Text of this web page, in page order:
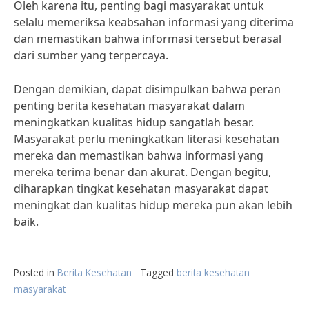
Oleh karena itu, penting bagi masyarakat untuk
selalu memeriksa keabsahan informasi yang diterima
dan memastikan bahwa informasi tersebut berasal
dari sumber yang terpercaya.
Dengan demikian, dapat disimpulkan bahwa peran
penting berita kesehatan masyarakat dalam
meningkatkan kualitas hidup sangatlah besar.
Masyarakat perlu meningkatkan literasi kesehatan
mereka dan memastikan bahwa informasi yang
mereka terima benar dan akurat. Dengan begitu,
diharapkan tingkat kesehatan masyarakat dapat
meningkat dan kualitas hidup mereka pun akan lebih
baik.
Posted in Berita Kesehatan Tagged berita kesehatan
masyarakat